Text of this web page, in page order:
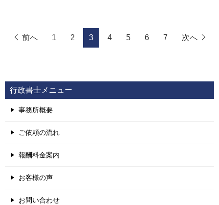
前へ 1 2 3 4 5 6 7 次へ
行政書士メニュー
事務所概要
ご依頼の流れ
報酬料金案内
お客様の声
お問い合わせ